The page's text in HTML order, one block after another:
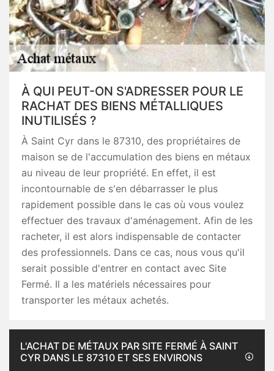
À QUI PEUT-ON S'ADRESSER POUR LE
RACHAT DES BIENS MÉTALLIQUES
INUTILISÉS ?
À Saint Cyr dans le 87310, des propriétaires de
maison se de l'accumulation des biens en métaux
au niveau de leur propriété. En effet, il est
incontournable de s'en débarrasser le plus
rapidement possible dans le cas où vous voulez
effectuer des travaux d'aménagement. Afin de les
racheter, il est alors indispensable de contacter
des professionnels. Dans ce cas, nous vous qu'il
serait possible d'entrer en contact avec Site
Fermé. Il a les matériels nécessaires pour
transporter les métaux achetés.
L'ACHAT DE MÉTAUX PAR SITE FERMÉ À SAINT
CYR DANS LE 87310 ET SES ENVIRONS